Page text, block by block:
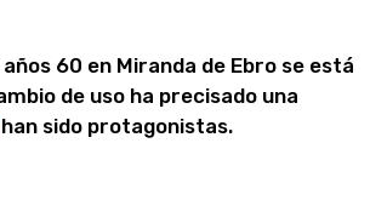
60 en Miranda de Ebro se está
de uso ha precisado una
han sido protagonistas.